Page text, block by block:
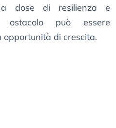
dose di resilienza e
ostacolo può essere
di crescita.